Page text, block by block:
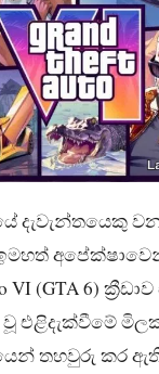
දැවැන්තයෙකු වන
ඉමහත්
VI (GTA 6)
එළිදැක්වීමේ
තහවුරු කර ඇති